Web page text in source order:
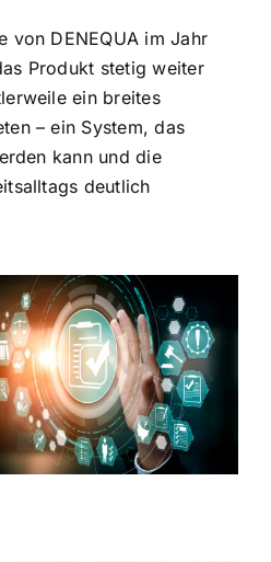
von DENEQUA im Jahr
Produkt stetig weiter
ein breites
– ein System, das
kann und die
deutlich